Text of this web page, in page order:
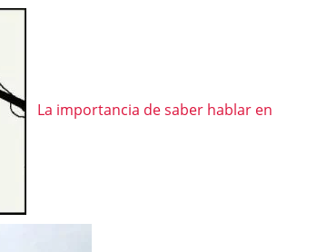
La importancia de saber hablar en